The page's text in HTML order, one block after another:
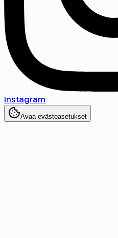
Instagram
Avaa evästeasetukset